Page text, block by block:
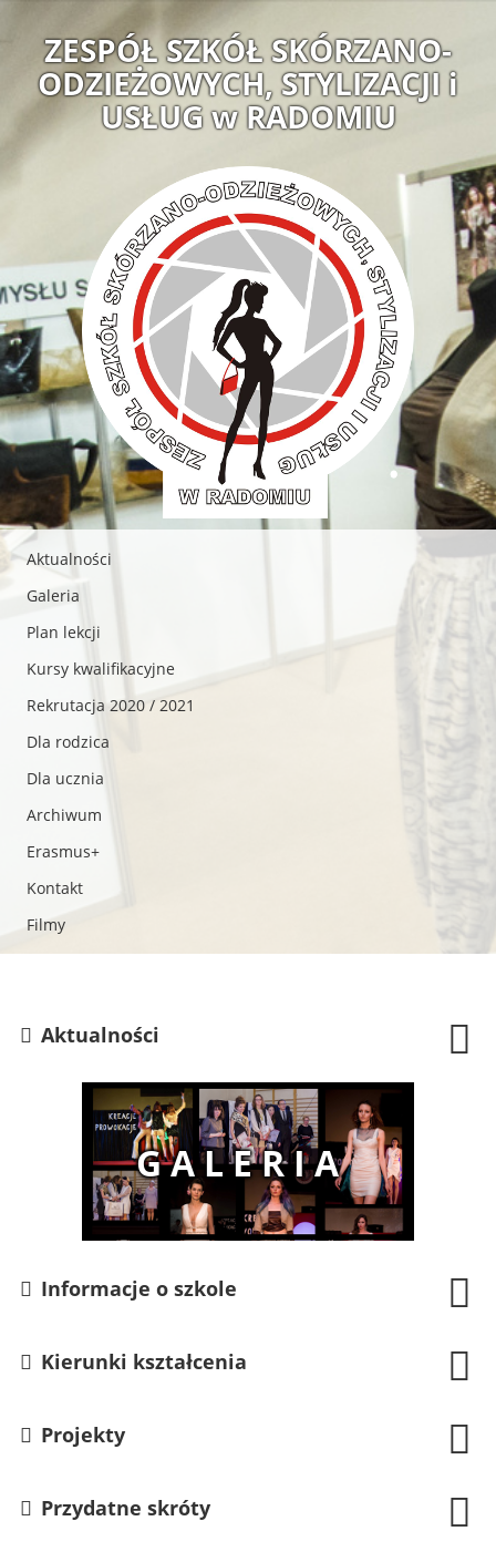
ZESPÓŁ SZKÓŁ SKÓRZANO-
ODZIEŻOWYCH, STYLIZACJI i
USŁUG w RADOMIU
Aktualności
Galeria
Plan lekcji
Kursy kwalifikacyjne
Rekrutacja 2020 / 2021
Dla rodzica
Dla ucznia
Archiwum
Erasmus+
Kontakt
Filmy
Aktualności
Informacje o szkole
Kierunki kształcenia
Projekty
Przydatne skróty